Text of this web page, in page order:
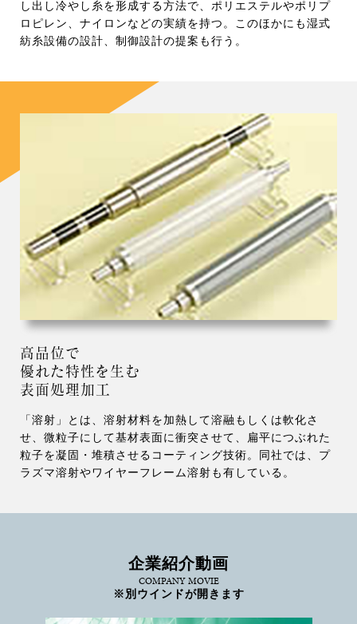
し出し冷やし糸を形成する方法で、ポリエステルやポリプ
ロピレン、ナイロンなどの実績を持つ。このほかにも湿式
紡糸設備の設計、制御設計の提案も行う。
高品位で
優れた特性を生む
表面処理加工
「溶射」とは、溶射材料を加熱して溶融もしくは軟化さ
せ、微粒子にして基材表面に衝突させて、扁平につぶれた
粒子を凝固・堆積させるコーティング技術。同社では、プ
ラズマ溶射やワイヤーフレーム溶射も有している。
企業紹介動画
COMPANY MOVIE
※別ウインドが開きます